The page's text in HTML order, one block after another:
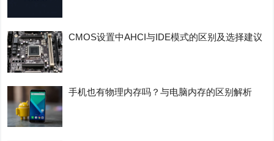
CMOS设置中AHCI与IDE模式的区别及选择建议
手机也有物理内存吗？与电脑内存的区别解析